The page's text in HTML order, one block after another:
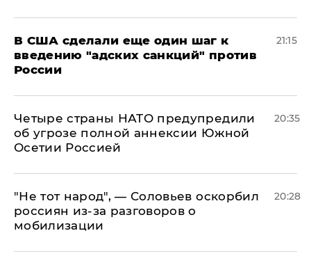
В США сделали еще один шаг к
введению "адских санкций" против
России
21:15
Четыре страны НАТО предупредили
об угрозе полной аннексии Южной
Осетии Россией
20:35
​"Не тот народ", — Соловьев оскорбил
россиян из-за разговоров о
мобилизации
20:28